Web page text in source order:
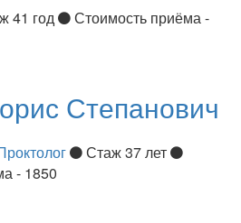
41 год
Стоимость приёма -
Степанович
Стаж 37 лет
- 1850